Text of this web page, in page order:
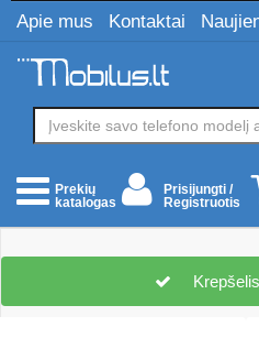
Apie mus Kontaktai
Prekių
katalogas
Prisijungti /
Registruotis